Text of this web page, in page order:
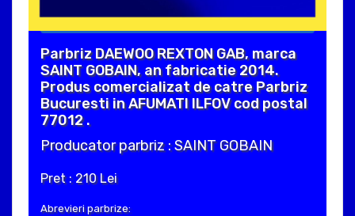
Parbriz DAEWOO REXTON GAB, marca
SAINT GOBAIN, an fabricatie 2014.
Produs comercializat de catre Parbriz
Bucuresti in AFUMATI ILFOV cod postal
77012 .
Producator parbriz : SAINT GOBAIN
Pret : 210 Lei
Abrevieri parbrize: